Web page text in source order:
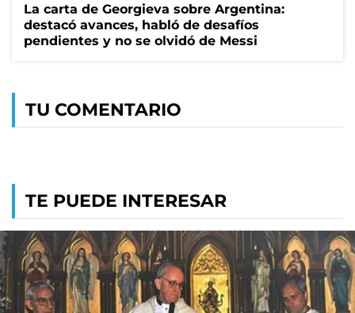
La carta de Georgieva sobre Argentina:
destacó avances, habló de desafíos
pendientes y no se olvidó de Messi
TU COMENTARIO
TE PUEDE INTERESAR